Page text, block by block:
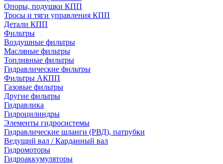
Опоры, подушки КПП
Тросы и тяги управления КПП
Детали КПП
Фильтры
Воздушные фильтры
Масляные фильтры
Топливные фильтры
Гидравлические фильтры
Фильтры АКПП
Газовые фильтры
Другие фильтры
Гидравлика
Гидроцилиндры
Элементы гидросистемы
Гидравлические шланги (РВД), патрубки
Ведущий вал / Карданный вал
Гидромоторы
Гидроаккумуляторы